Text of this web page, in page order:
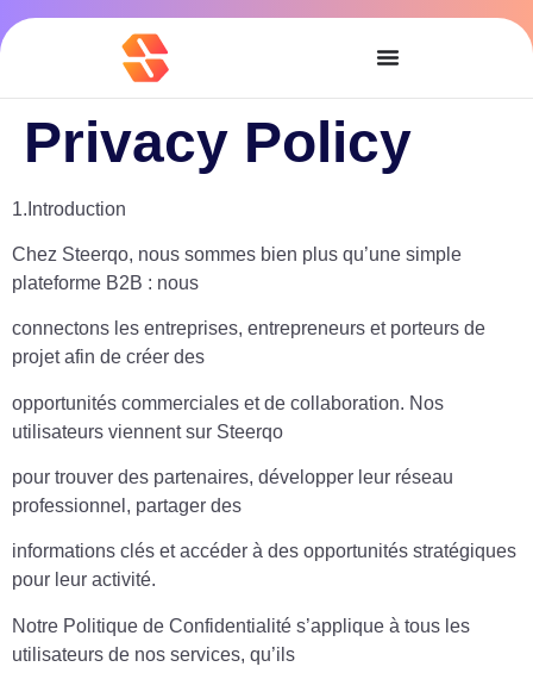
Privacy Policy
1.Introduction
Chez Steerqo, nous sommes bien plus qu’une simple
plateforme B2B : nous
connectons les entreprises, entrepreneurs et porteurs de
projet afin de créer des
opportunités commerciales et de collaboration. Nos
utilisateurs viennent sur Steerqo
pour trouver des partenaires, développer leur réseau
professionnel, partager des
informations clés et accéder à des opportunités stratégiques
pour leur activité.
Notre Politique de Confidentialité s’applique à tous les
utilisateurs de nos services, qu’ils